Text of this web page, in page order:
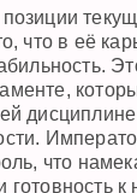
что в её
что
готовность